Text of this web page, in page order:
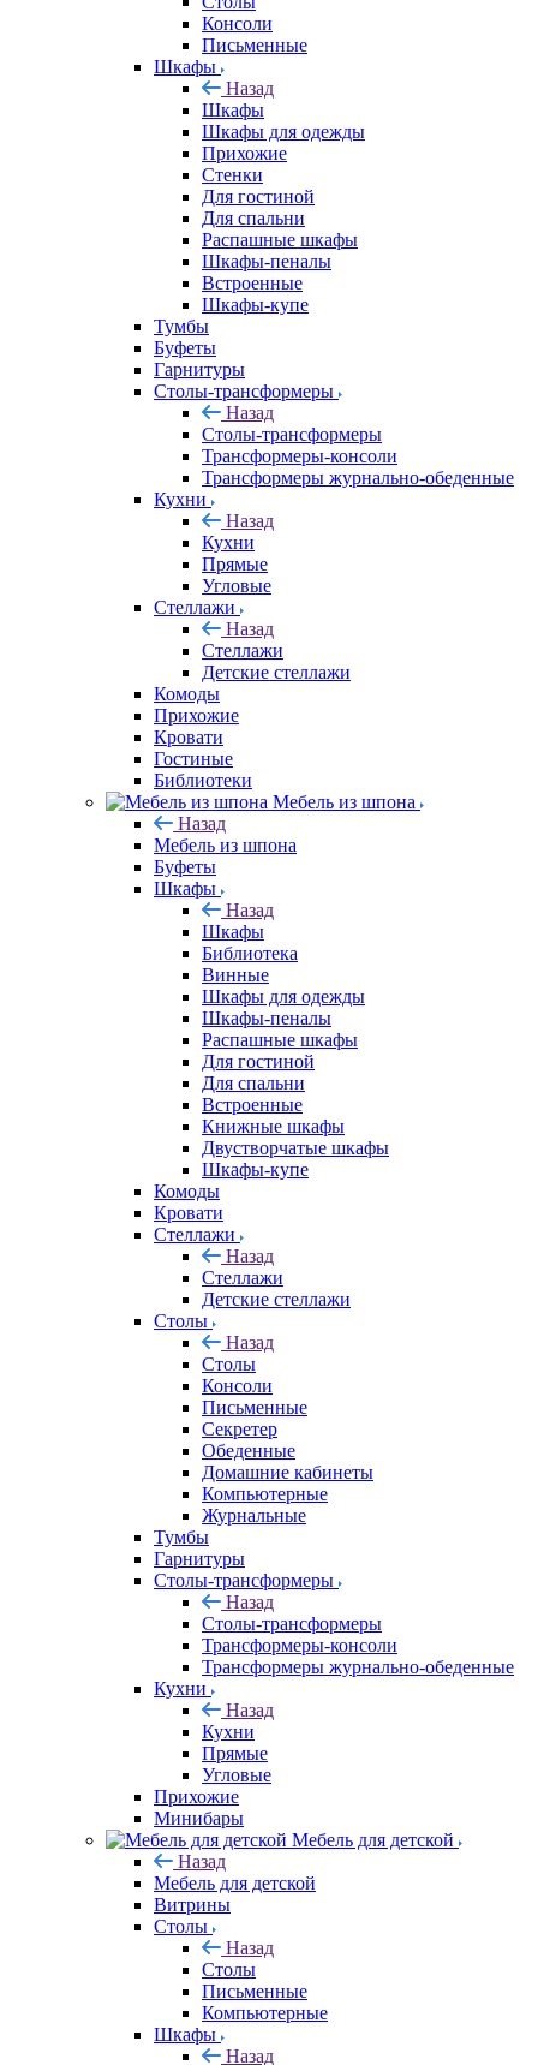
Консоли
Письменные
Шкафы
Назад
Шкафы
Шкафы для одежды
Прихожие
Стенки
Для гостиной
Для спальни
Распашные шкафы
Шкафы-пеналы
Встроенные
Шкафы-купе
Тумбы
Буфеты
Гарнитуры
Столы-трансформеры
Назад
Столы-трансформеры
Трансформеры-консоли
Трансформеры журнально-обеденные
Кухни
Назад
Кухни
Прямые
Угловые
Стеллажи
Назад
Стеллажи
Детские стеллажи
Комоды
Прихожие
Кровати
Гостиные
Библиотеки
Мебель из шпона
Назад
Мебель из шпона
Буфеты
Шкафы
Назад
Шкафы
Библиотека
Винные
Шкафы для одежды
Шкафы-пеналы
Распашные шкафы
Для гостиной
Для спальни
Встроенные
Книжные шкафы
Двустворчатые шкафы
Шкафы-купе
Комоды
Кровати
Стеллажи
Назад
Стеллажи
Детские стеллажи
Столы
Назад
Столы
Консоли
Письменные
Секретер
Обеденные
Домашние кабинеты
Компьютерные
Журнальные
Тумбы
Гарнитуры
Столы-трансформеры
Назад
Столы-трансформеры
Трансформеры-консоли
Трансформеры журнально-обеденные
Кухни
Назад
Кухни
Прямые
Угловые
Прихожие
Минибары
Мебель для детской
Назад
Мебель для детской
Витрины
Столы
Назад
Столы
Письменные
Компьютерные
Шкафы
Назад